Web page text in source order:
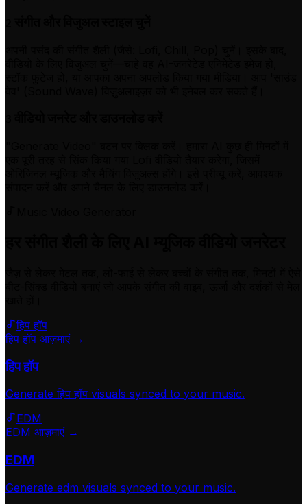
हिप हॉप
हिप हॉप आज़माएं →
हिप हॉप
Generateहिप हॉप visuals synced to your music.
EDM
EDM आज़माएं →
EDM
Generate edm visuals synced to your music.